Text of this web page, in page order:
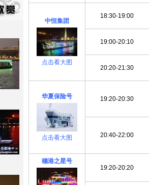
中恒集团
点击看大图
18:30-19:00
19:00-20:10
20:20-21:30
华夏保险号
点击看大图
19:20-20:30
20:40-22:00
穗港之星号
19:20-20:20